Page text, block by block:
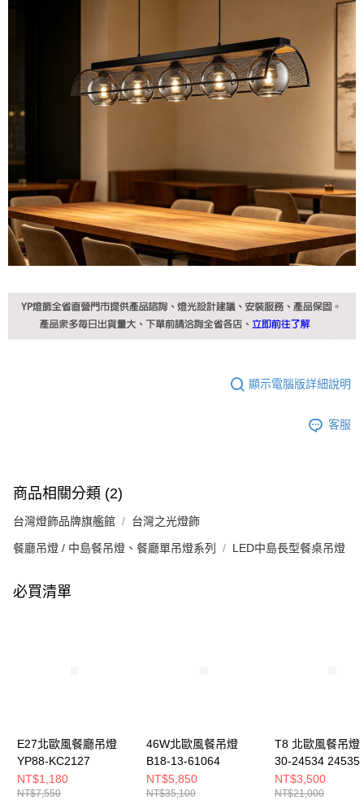
顯示電腦版詳細說明
客服
商品相關分類 (2)
台灣燈飾品牌旗艦館 台灣之光燈飾
餐廳吊燈 / 中島餐吊燈、餐廳單吊燈系列 LED中島長型餐桌吊燈
必買清單
E27北歐風餐廳吊燈
YP88-KC2127
NT$1,180
NT$7,550
46W北歐風餐吊燈
B18-13-61064
NT$5,850
NT$35,100
T8 北歐風餐吊燈
30-24534 24535
NT$3,500
NT$21,000